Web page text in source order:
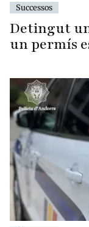
Successos
Detingut
un permís